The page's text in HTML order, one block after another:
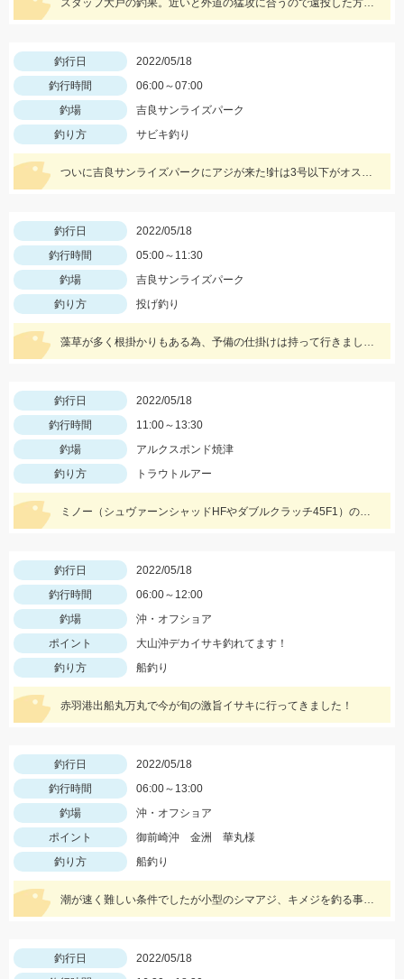
スタッフ大戸の釣果。近いと外道の猛攻に合うので遠投した方がキスのアタリが出る。イシグロの赤イソメ使用。
釣行日
2022/05/18
釣行時間
06:00～07:00
釣場
吉良サンライズパーク
釣り方
サビキ釣り
ついに吉良サンライズパークにアジが来た!針は3号以下がオススメ!サバは大漁!小型のメタルジグでも楽しめます♪
釣行日
2022/05/18
釣行時間
05:00～11:30
釣場
吉良サンライズパーク
釣り方
投げ釣り
藻草が多く根掛かりもある為、予備の仕掛けは持って行きましょう。エサは石ゴカイを使用しました。
釣行日
2022/05/18
釣行時間
11:00～13:30
釣場
アルクスポンド焼津
釣り方
トラウトルアー
ミノー（シュヴァーンシャッドHFやダブルクラッチ45F1）のハイフロート釣法に好反応でした！
釣行日
2022/05/18
釣行時間
06:00～12:00
釣場
沖・オフショア
ポイント
大山沖デカイサキ釣れてます！
釣り方
船釣り
赤羽港出船丸万丸で今が旬の激旨イサキに行ってきました！
釣行日
2022/05/18
釣行時間
06:00～13:00
釣場
沖・オフショア
ポイント
御前崎沖 金洲 華丸様
釣り方
船釣り
潮が速く難しい条件でしたが小型のシマアジ、キメジを釣る事ができました。
釣行日
2022/05/18